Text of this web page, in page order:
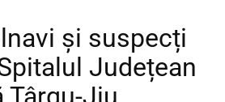
și suspecți
Județean